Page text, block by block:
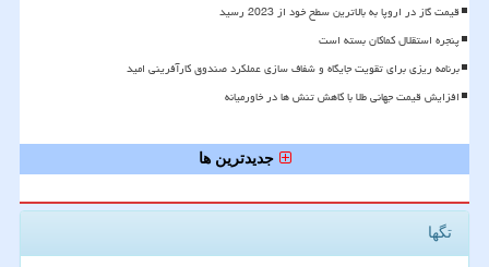
قیمت گاز در اروپا به بالاترین سطح خود از 2023 رسید
پنجره استقلال کماکان بسته است
برنامه ریزی برای تقویت جایگاه و شفاف سازی عملکرد صندوق کارآفرینی امید
افزایش قیمت جهانی طلا با کاهش تنش ها در خاورمیانه
جدیدترین ها
تگها